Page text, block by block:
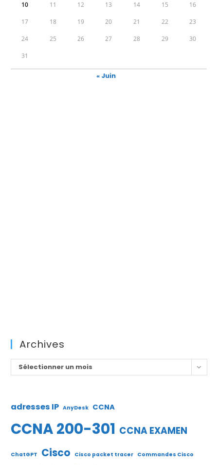
10 11 12 13 14 15 16
17 18 19 20 21 22 23
24 25 26 27 28 29 30
31
« Juin
Archives
Archives
Sélectionner un mois
adresses IP AnyDesk CCNA
CCNA 200-301 CCNA EXAMEN
ChatGPT Cisco Cisco packet tracer Commandes Cisco